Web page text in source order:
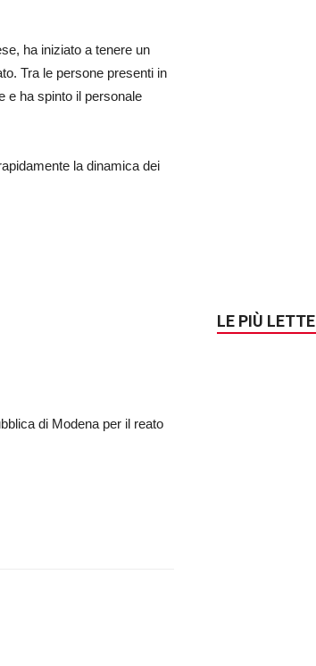
ha iniziato a tenere un
Tra le persone presenti in
e ha spinto il personale
la dinamica dei
di Modena per il reato
LE PIÙ LETTE